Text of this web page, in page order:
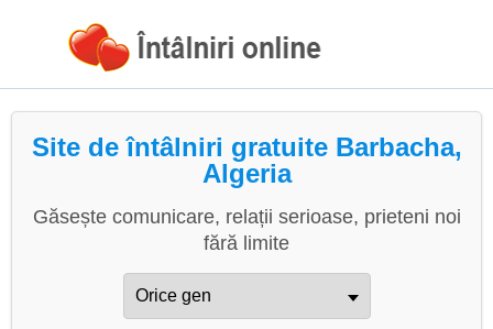
Site de întâlniri gratuite Barbacha,
Algeria
Găsește comunicare, relații serioase, prieteni noi
fără limite